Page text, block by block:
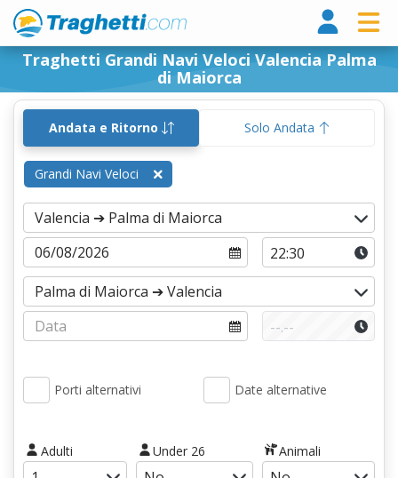
Traghetti Grandi Navi Veloci Valencia Palma
di Maiorca
Andata e Ritorno Solo Andata
Grandi Navi Veloci
Porti alternativi Date alternative
Adulti Under 26 Animali